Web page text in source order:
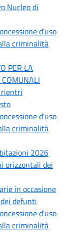
Nucleo di
d'uso
criminalità
PER LA
d'uso
criminalità
2026
orizzontali dei
in occasione
defunti
d'uso
criminalità